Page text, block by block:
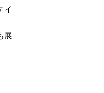
イ
展